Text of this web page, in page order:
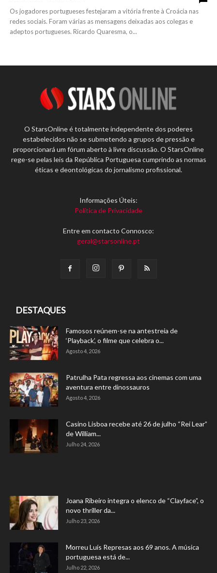
Os jogadores portugueses festejaram a vitória frente à Croácia nas
redes sociais. Foram várias as mensagens deixadas aos colegas e
adeptos portugueses. Ricardo Quaresma, o...
O StarsOnline é totalmente independente dos poderes
estabelecidos não se submetendo a grupos de pressão e
proporcionará um fórum aberto à livre discussão. O StarsOnline
rege-se pelas leis da República Portuguesa cumprindo as normas
éticas e deontológicas do jornalismo profissional.
Informações Úteis:
Política de Privacidade
Entre em contacto Connosco:
geral@starsonline.pt
DESTAQUES
Famosos reúnem-se na antestreia de
‘Playback’, o filme que celebra o...
Agosto 4, 2026
Patrulha Pata regressa aos cinemas com uma
aventura entre dinossauros
Agosto 4, 2026
Casino Lisboa recebe até 26 de julho “Rei Lear”
de William...
Julho 24, 2026
Joana Ribeiro integra o elenco de “Clayface”, o
novo thriller da...
Julho 23, 2026
Morreu Luís Represas aos 69 anos. A música
portuguesa está de...
Julho 22, 2026